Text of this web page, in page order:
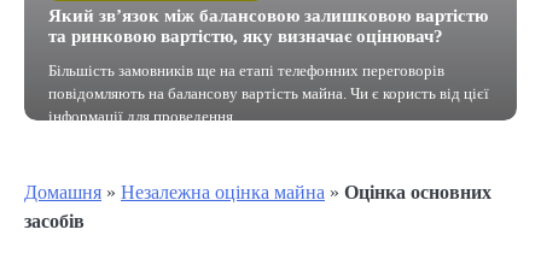
Який зв’язок між балансовою залишковою вартістю
та ринковою вартістю, яку визначає оцінювач?
Більшість замовників ще на етапі телефонних переговорів
повідомляють на балансову вартість майна. Чи є користь від цієї
інформації для проведення…
Домашня » Незалежна оцінка майна » Оцінка основних
засобів